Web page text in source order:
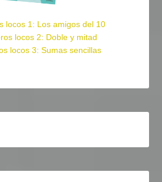
locos 1: Los amigos del 10
locos 2: Doble y mitad
locos 3: Sumas sencillas